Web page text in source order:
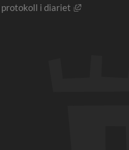
protokoll i diariet
Länk till